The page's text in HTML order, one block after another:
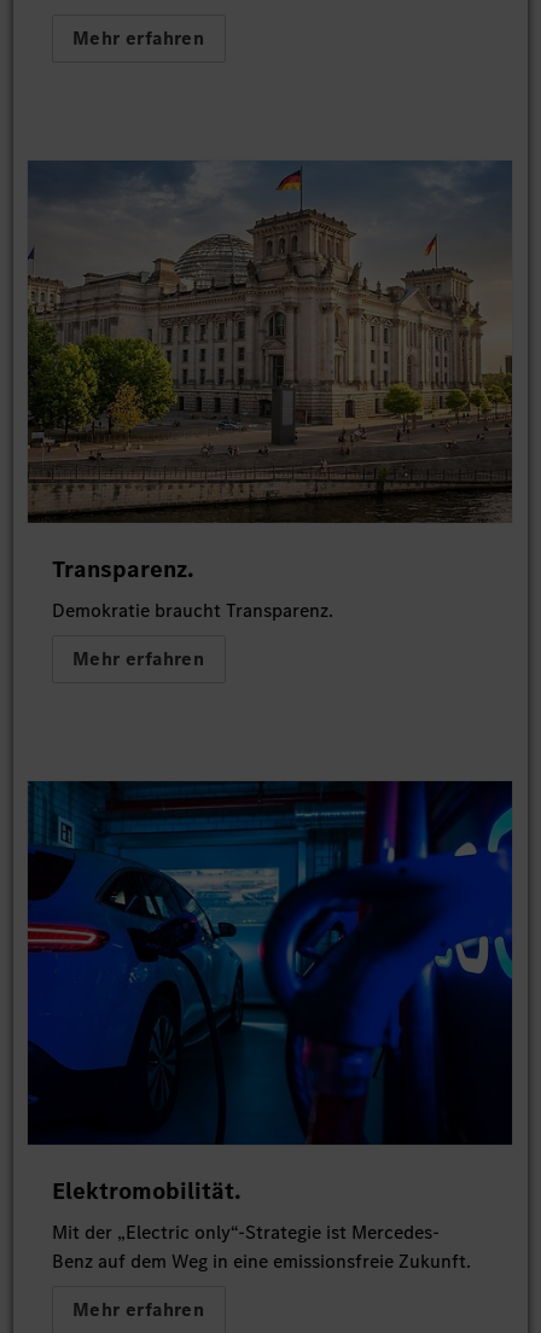
Mehr erfahren
Transparenz.
Demokratie braucht Transparenz.
Mehr erfahren
Elektromobilität.
Mit der „Electric only“-Strategie ist Mercedes-
Benz auf dem Weg in eine emissionsfreie Zukunft.
Mehr erfahren